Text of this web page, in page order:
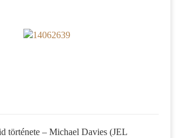
története – Michael Davies (JEL